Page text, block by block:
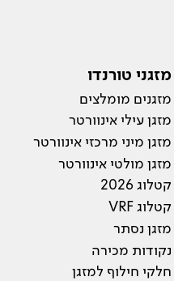
מזגני טורנדו
מזגנים מומלצים
מזגן עילי אינוורטר
מזגן מיני מרכזי אינוורטר
מזגן מולטי אינוורטר
קטלוג 2026
קטלוג VRF
מזגן נסתר
נקודות מכירה
חלקי חילוף למזגן